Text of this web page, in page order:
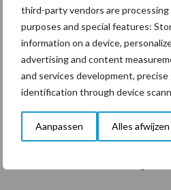
third-party vendors are
purposes and special features:
information on a device,
advertising and content
and services development,
identification through device
Aanpassen Alles afwijzen
minimale
Vanuit het mestbeleid zijn hier geen
Verordening (APV) wel regels. Dat
Bron: RVO